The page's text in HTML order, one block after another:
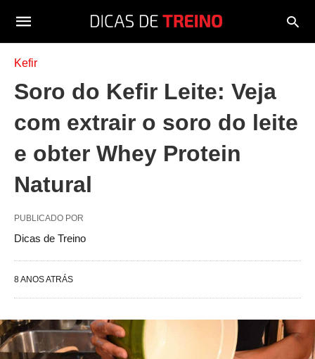
Kefir
Soro do Kefir Leite: Veja
com extrair o soro do leite
e obter Whey Protein
Natural
PUBLICADO POR
Dicas de Treino
8 ANOS ATRÁS